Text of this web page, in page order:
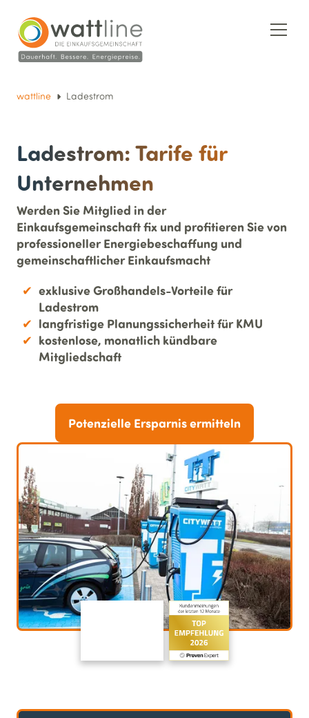
wattline Ladestrom
Ladestrom: Tarife für
Unternehmen
Werden Sie Mitglied in der
Einkaufsgemeinschaft fix und profitieren Sie von
professioneller Energiebeschaffung und
gemeinschaftlicher Einkaufsmacht
exklusive Großhandels-Vorteile für
Ladestrom
langfristige Planungssicherheit für KMU
kostenlose, monatlich kündbare
Mitgliedschaft
Potenzielle Ersparnis ermitteln